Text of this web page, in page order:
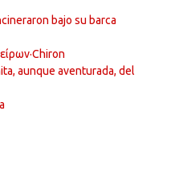
bajo su barca
aunque aventurada, del